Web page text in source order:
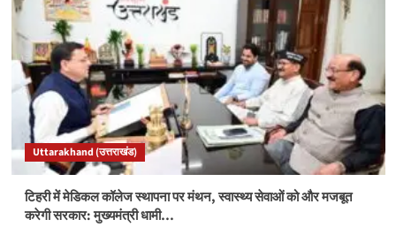
Uttarakhand (उत्तराखंड)
टिहरी में मेडिकल कॉलेज स्थापना पर मंथन, स्वास्थ्य सेवाओं को और मजबूत
करेगी सरकार: मुख्यमंत्री धामी…